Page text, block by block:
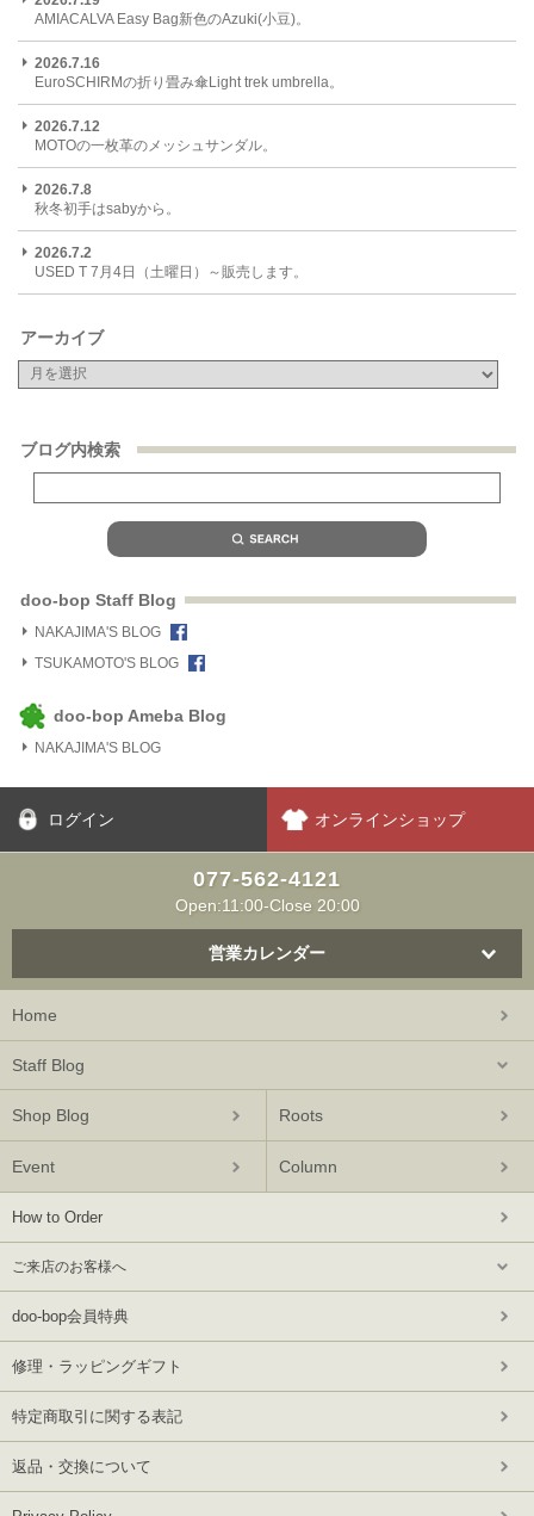
AMIACALVA Easy Bag新色のAzuki(小豆)。
2026.7.16
EuroSCHIRMの折り畳み傘Light trek umbrella。
2026.7.12
MOTOの一枚革のメッシュサンダル。
2026.7.8
秋冬初手はsabyから。
2026.7.2
USED T 7月4日（土曜日）～販売します。
アーカイブ
ブログ内検索
doo-bop Staff Blog
NAKAJIMA'S BLOG
TSUKAMOTO'S BLOG
doo-bop Ameba Blog
NAKAJIMA'S BLOG
ログイン オンラインショップ
077-562-4121
Open:11:00-Close 20:00
営業カレンダー
Home
Staff Blog
Shop Blog Roots
Event Column
How to Order
ご来店のお客様へ
doo-bop会員特典
修理・ラッピングギフト
特定商取引に関する表記
返品・交換について